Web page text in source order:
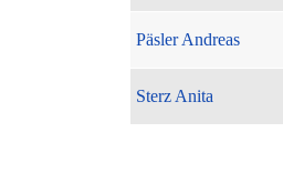
Päsler Andreas
Sterz Anita